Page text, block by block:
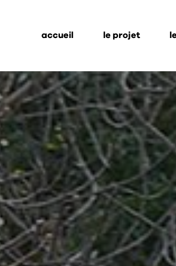
accueil le projet